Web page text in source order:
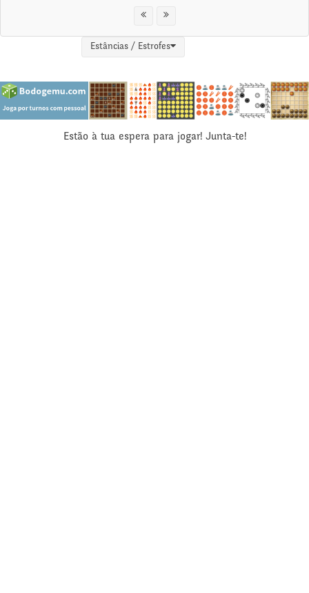
Estâncias / Estrofes
Estão à tua espera para jogar! Junta-te!